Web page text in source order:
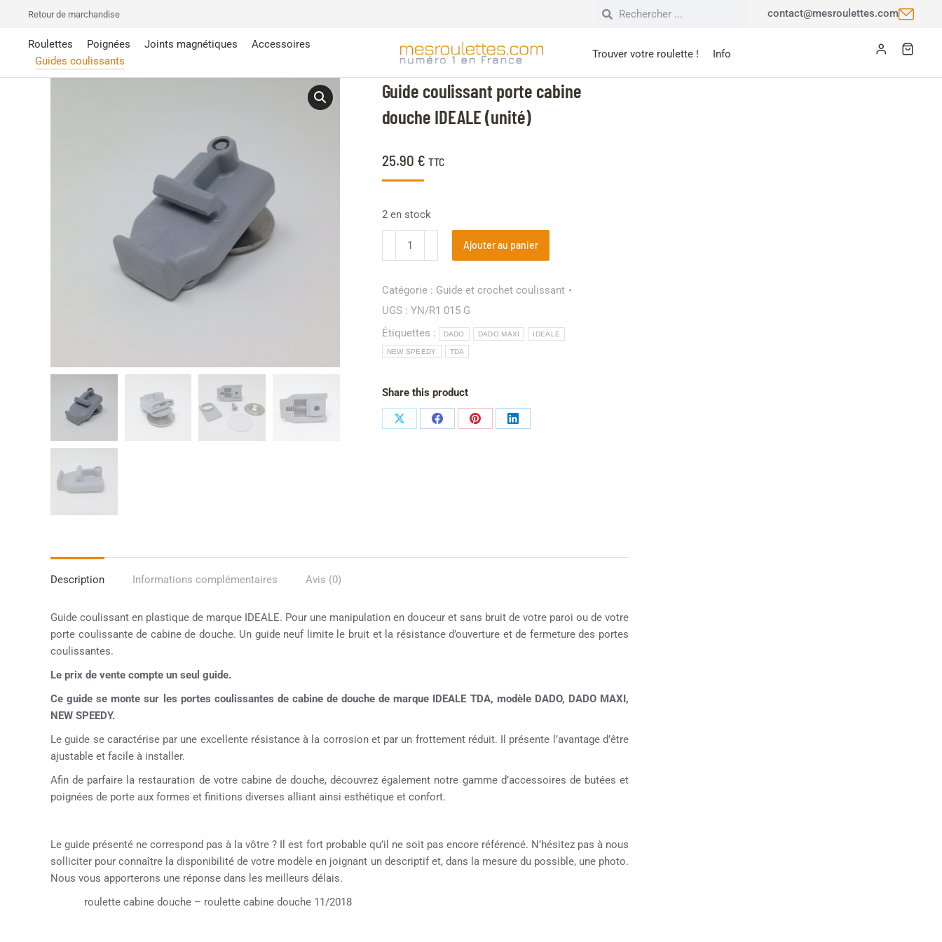
Retour de marchandise contact@mesroulettes.com
Roulettes Poignées Joints magnétiques
Accessoires
Guides coulissants
Trouver votre roulette ! Info
Guide coulissant porte cabine
douche IDEALE (unité)
25.90 € TTC
2 en stock
Ajouter au panier
Catégorie : Guide et crochet coulissant
UGS : YN/R1 015 G
Étiquettes :
DADO DADO MAXI IDEALE
NEW SPEEDY TDA
Share this product
Description Informations complémentaires Avis (0)
Guide coulissant en plastique de marque IDEALE. Pour une manipulation en douceur et sans bruit de votre paroi ou de votre
porte coulissante de cabine de douche. Un guide neuf limite le bruit et la résistance d’ouverture et de fermeture des portes
coulissantes.
Le prix de vente compte un seul guide.
Ce guide se monte sur les portes coulissantes de cabine de douche de marque IDEALE TDA, modèle DADO, DADO MAXI,
NEW SPEEDY.
Le guide se caractérise par une excellente résistance à la corrosion et par un frottement réduit. Il présente l’avantage d’être
ajustable et facile à installer.
Afin de parfaire la restauration de votre cabine de douche, découvrez également notre gamme d’accessoires de butées et
poignées de porte aux formes et finitions diverses alliant ainsi esthétique et confort.
Le guide présenté ne correspond pas à la vôtre ? Il est fort probable qu’il ne soit pas encore référencé. N’hésitez pas à nous
solliciter pour connaître la disponibilité de votre modèle en joignant un descriptif et, dans la mesure du possible, une photo.
Nous vous apporterons une réponse dans les meilleurs délais.
roulette cabine douche – roulette cabine douche 11/2018